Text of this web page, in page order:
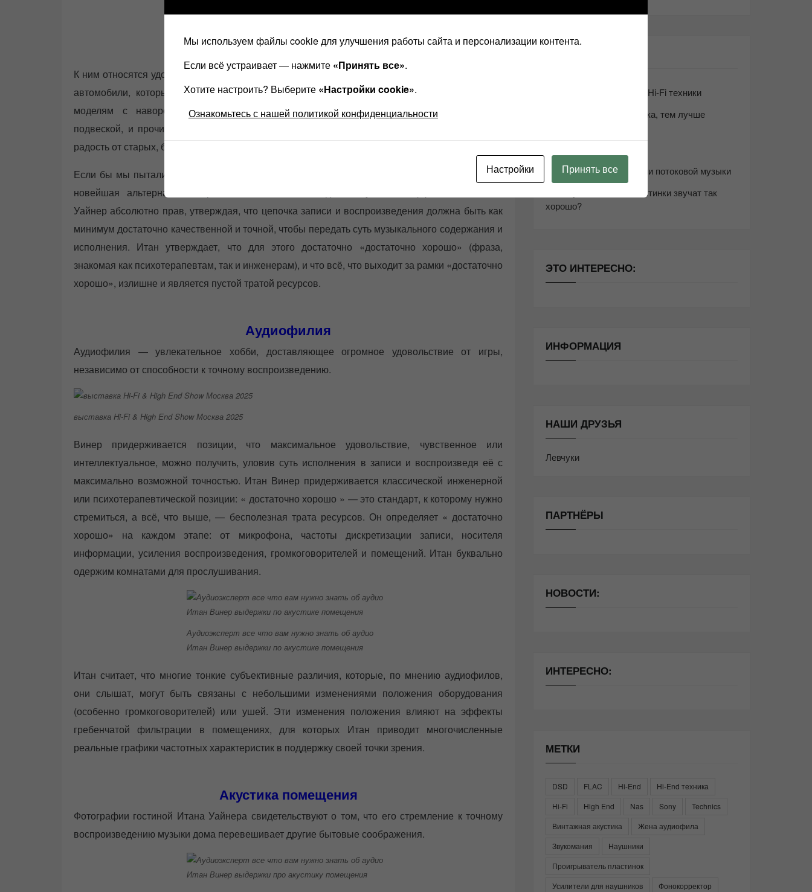
выдержки из книги про акустику
К ним относятся удовольствие и гордость от владения. Многие из нас (включая и меня) водят
автомобили, которые на улице или гоночной трассе легко уступают более современным
моделям с навороченными электронными системами помощи водителю и активной
подвеской, и прочими фишками, но мы предпочитаем вызывающую улыбку, естественную
радость от старых, более механических артефактов, требующих большего участия водителя.
Если бы мы пытались выиграть гонки или просто быстрее добраться из пункта А в пункт Б,
новейшая альтернатива справилась бы с этой задачей лучше и эффективнее. Итан
Уайнер абсолютно прав, утверждая, что цепочка записи и воспроизведения должна быть как
минимум достаточно качественной и точной, чтобы передать суть музыкального содержания и
исполнения. Итан утверждает, что для этого достаточно «достаточно хорошо» (фраза,
знакомая как психотерапевтам, так и инженерам), и что всё, что выходит за рамки «достаточно
хорошо», излишне и является пустой тратой ресурсов.
Аудиофилия
Аудиофилия — увлекательное хобби, доставляющее огромное удовольствие от игры,
независимо от способности к точному воспроизведению.
выставка Hi-Fi & High End Show Москва 2025
Винер придерживается позиции, что максимальное удовольствие, чувственное или
интеллектуальное, можно получить, уловив суть исполнения в записи и воспроизведя её с
максимально возможной точностью. Итан Винер придерживается классической инженерной
или психотерапевтической позиции: « достаточно хорошо » — это стандарт, к которому нужно
стремиться, а всё, что выше, — бесполезная трата ресурсов. Он определяет « достаточно
хорошо» на каждом этапе: от микрофона, частоты дискретизации записи, носителя
информации, усиления воспроизведения, громкоговорителей и помещений. Итан буквально
одержим комнатами для прослушивания.
Аудиоэксперт все что вам нужно знать об аудио
Итан Винер выдержки по акустике помещения
Итан считает, что многие тонкие субъективные различия, которые, по мнению аудиофилов,
они слышат, могут быть связаны с небольшими изменениями положения оборудования
(особенно громкоговорителей) или ушей. Эти изменения положения влияют на эффекты
гребенчатой ​​фильтрации в помещениях, для которых Итан приводит многочисленные
реальные графики частотных характеристик в поддержку своей точки зрения.
Акустика помещения
Фотографии гостиной Итана Уайнера свидетельствуют о том, что его стремление к точному
воспроизведению музыки дома перевешивает другие бытовые соображения.
Возьмите друга в салон Hi-Fi техники
Чем дороже аудиотехника, тем лучше
10 способов оптимизации потоковой музыки
Почему виниловые пластинки звучат так
хорошо?
ЭТО ИНТЕРЕСНО:
ИНФОРМАЦИЯ
НАШИ ДРУЗЬЯ
Левчуки
ПАРТНЁРЫ
НОВОСТИ:
ИНТЕРЕСНО:
МЕТКИ
DSD FLAC Hi-End
Hi-End техника
Hi-Fi
High End Nas Sony
Technics
Винтажная акустика
Жена аудиофила
Звукомания
Наушники
Проигрыватель пластинок
Усилители для наушников
Фонокорректор
Мы используем файлы cookie для улучшения работы сайта и персонализации контента.
Если всё устраивает — нажмите «Принять все».
Хотите настроить? Выберите «Настройки cookie».
Ознакомьтесь с нашей политикой конфиденциальности
Настройки Принять все